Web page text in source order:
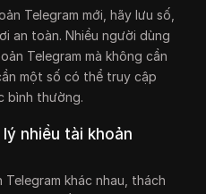
Telegram mới, hãy lưu số,
an toàn. Nhiều người dùng
Telegram mà không cần
một số có thể truy cập
bình thường.
nhiều tài khoản
khác nhau, thách